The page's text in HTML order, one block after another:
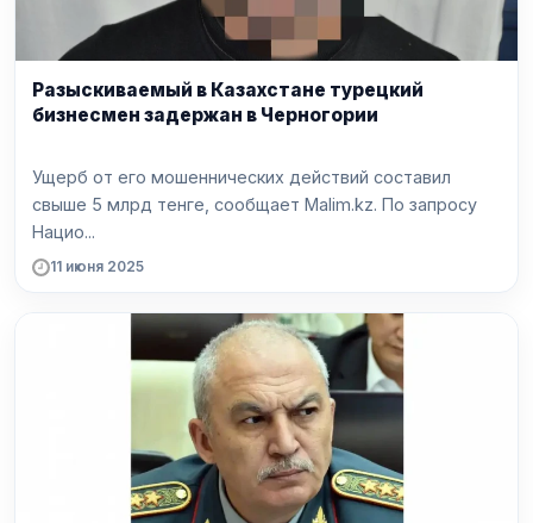
Разыскиваемый в Казахстане турецкий
бизнесмен задержан в Черногории
Ущерб от его мошеннических действий составил
свыше 5 млрд тенге, сообщает Malim.kz. По запросу
Нацио...
11 июня 2025